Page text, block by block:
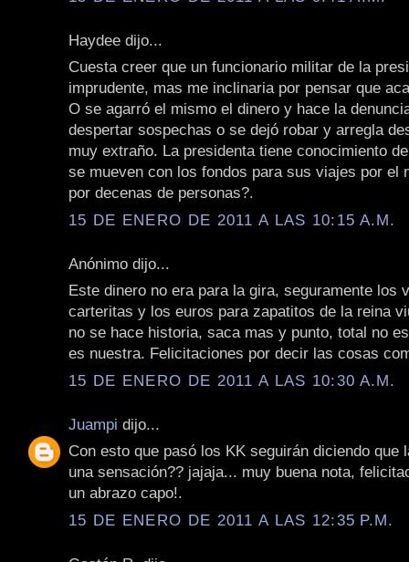
Haydee dijo...
Cuesta creer que un funcionario militar de la
imprudente, mas me inclinaria por pensar que
O se agarró el mismo el dinero y hace la
despertar sospechas o se dejó robar y arregla
muy extraño. La presidenta tiene conocimiento
se mueven con los fondos para sus viajes por el
por decenas de personas?.
15 DE ENERO DE 2011 A LAS 10:15 A.M.
Anónimo dijo...
Este dinero no era para la gira, seguramente los
carteritas y los euros para zapatitos de la reina
no se hace historia, saca mas y punto, total no
es nuestra. Felicitaciones por decir las cosas
15 DE ENERO DE 2011 A LAS 10:30 A.M.
Juampi dijo...
Con esto que pasó los KK seguirán diciendo que
una sensación?? jajaja... muy buena nota,
un abrazo capo!.
15 DE ENERO DE 2011 A LAS 12:35 P.M.